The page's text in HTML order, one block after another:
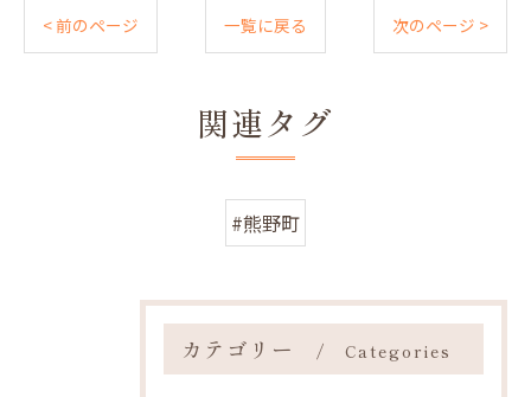
< 前のページ 一覧に戻る 次のページ >
関連タグ
#熊野町
カテゴリー Categories